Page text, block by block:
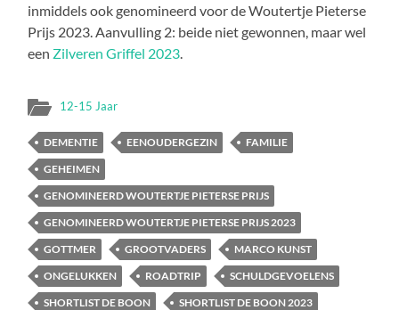
inmiddels ook genomineerd voor de Woutertje Pieterse
Prijs 2023. Aanvulling 2: beide niet gewonnen, maar wel
een Zilveren Griffel 2023
12-15 Jaar
DEMENTIE EENOUDERGEZIN
FAMILIE
GEHEIMEN
GENOMINEERD WOUTERTJE PIETERSE PRIJS
GENOMINEERD WOUTERTJE PIETERSE PRIJS 2023
GOTTMER
GROOTVADERS
MARCO KUNST
ONGELUKKEN
ROADTRIP
SCHULDGEVOELENS
SHORTLIST DE BOON
SHORTLIST DE BOON 2023